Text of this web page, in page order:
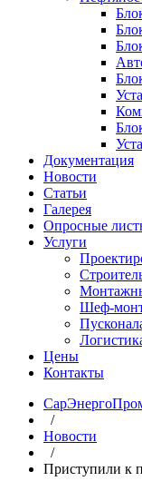
Документация
Новости
Статьи
Галерея
Опросные
Услуги
Шеф-
Цены
Контакты
/
Новости
/
Приступили к